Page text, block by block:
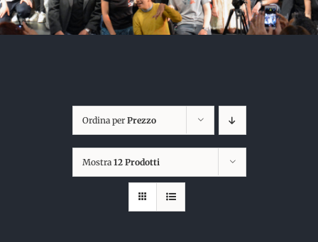
Ordina per Prezzo
Mostra 12 Prodotti